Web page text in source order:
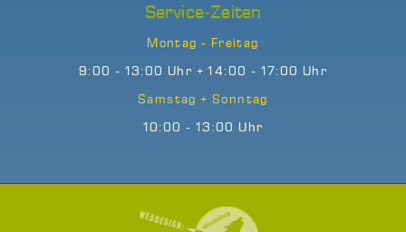
Service-Zeiten
Montag - Freitag
9:00 - 13:00 Uhr + 14:00 - 17:00 Uhr
Samstag + Sonntag
10:00 - 13:00 Uhr